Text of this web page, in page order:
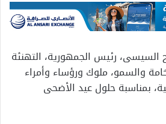
السيسى، رئيس الجمهورية، التهنئة
والسمو، ملوك ورؤساء وأمراء
بمناسبة حلول عيد الأضحى